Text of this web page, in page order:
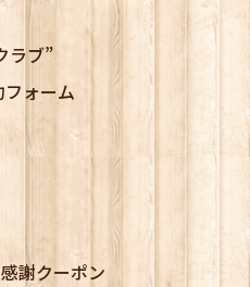
ラブ”
ォーム
謝クーポン